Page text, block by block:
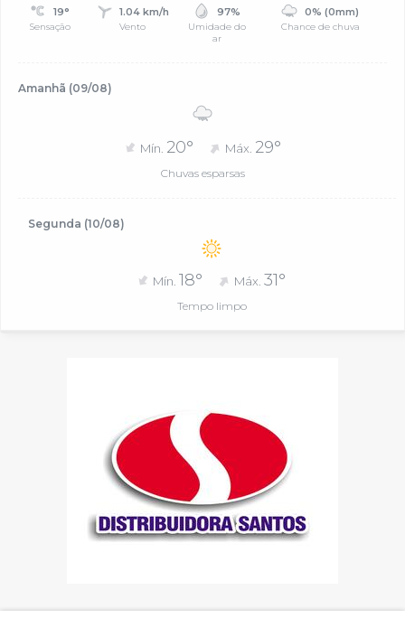
19°
Sensação
1.04 km/h
Vento
97%
Umidade do
ar
0% (0mm)
Chance de chuva
Amanhã (09/08)
Mín. 20° Máx. 29°
Chuvas esparsas
Segunda (10/08)
Mín. 18° Máx.31°
Tempo limpo